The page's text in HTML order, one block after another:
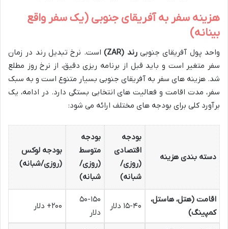
هزینه سفر به آفریقای جنوبی (یک سفر واقع
بینانه)
واحد پول آفریقای جنوبیرند (ZAR)
است. نرخ تبدیل رند در زمان
سفر متغیر است و باید قبل از برنامه ریزی دقیق، از نرخ روز مطلع
شد. هزینه های سفر به آفریقای جنوبی بسیار متنوع است و به سبک
سفر، مدت اقامت و فعالیت های انتخابی بستگی دارد. در ادامه، یک
برآورد کلی برای بودجه های مختلف ارائه می شود:
دسته بندی هزینه
بودجه
اقتصادی
(روزی/
شبانه)
بودجه
متوسط
(روزی/
شبانه)
بودجه لوکس
(روزی/شبانه)
اقامت (هتل، هاستل،
کمپینگ)
۱۵-۴۰ دلار
۵۰-۱۵۰
دلار
۲۰۰+ دلار